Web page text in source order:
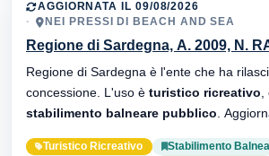
AGGIORNATA IL 09/08/2026
NEI PRESSI DI BEACH AND SEA
Regione di Sardegna, A. 2009, N.
Regione di Sardegna è l'ente che ha
concessione. L'uso è turistico ricreativo
stabilimento balneare pubblico
Turistico Ricreativo
Stabilimento